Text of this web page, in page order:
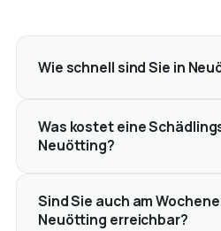
Wie schnell sind Sie in
Was kostet eine
Neuötting?
Sind Sie auch am
Neuötting erreichbar?